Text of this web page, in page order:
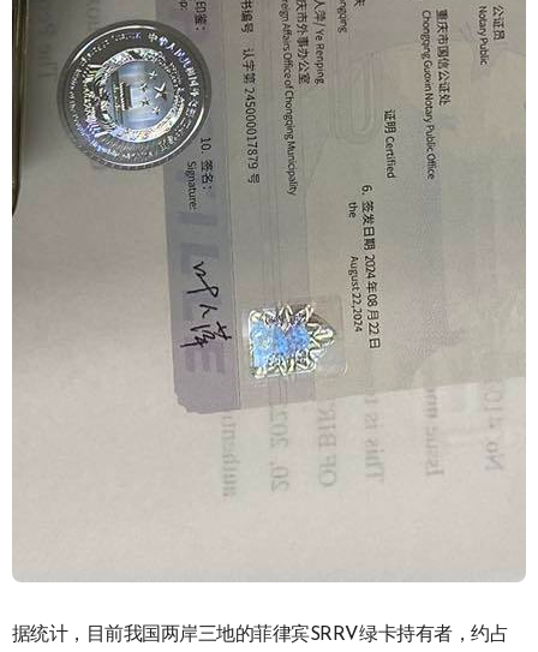
据统计，目前我国两岸三地的菲律宾SRRV绿卡持有者，约占